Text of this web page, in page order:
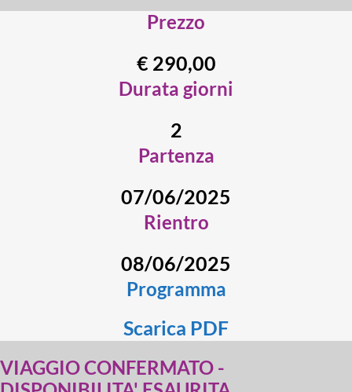
Prezzo
€ 290,00
Durata giorni
2
Partenza
07/06/2025
Rientro
08/06/2025
Programma
Scarica PDF
VIAGGIO CONFERMATO -